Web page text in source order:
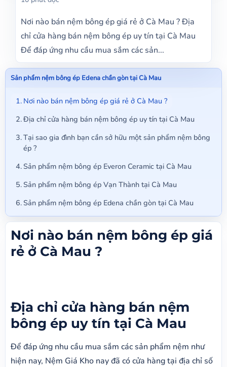
Nơi nào bán nệm bông ép giá rẻ ở Cà Mau ? Địa
chỉ cửa hàng bán nệm bông ép uy tín tại Cà Mau
Để đáp ứng nhu cầu mua sắm các sản...
Sản phẩm nệm bông ép Edena chần gòn tại Cà Mau
Nơi nào bán nệm bông ép giá rẻ ở Cà Mau ?
Địa chỉ cửa hàng bán nệm bông ép uy tín tại Cà Mau
Tại sao gia đình bạn cần sở hữu một sản phẩm nệm bông
ép ?
Sản phẩm nệm bông ép Everon Ceramic tại Cà Mau
Sản phẩm nệm bông ép Vạn Thành tại Cà Mau
Sản phẩm nệm bông ép Edena chần gòn tại Cà Mau
Nơi nào bán nệm bông ép giá
rẻ ở Cà Mau ?
Địa chỉ cửa hàng bán nệm
bông ép uy tín tại Cà Mau
Để đáp ứng nhu cầu mua sắm các sản phẩm nệm như
hiện nay, Nệm Giá Kho nay đã có cửa hàng tại địa chỉ số